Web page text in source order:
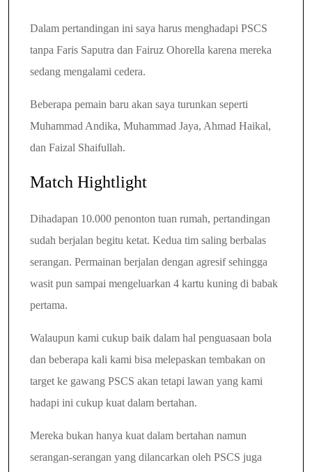
Dalam pertandingan ini saya harus menghadapi PSCS
tanpa Faris Saputra dan Fairuz Ohorella karena mereka
sedang mengalami cedera.
Beberapa pemain baru akan saya turunkan seperti
Muhammad Andika, Muhammad Jaya, Ahmad Haikal,
dan Faizal Shaifullah.
Match Hightlight
Dihadapan 10.000 penonton tuan rumah, pertandingan
sudah berjalan begitu ketat. Kedua tim saling berbalas
serangan. Permainan berjalan dengan agresif sehingga
wasit pun sampai mengeluarkan 4 kartu kuning di babak
pertama.
Walaupun kami cukup baik dalam hal penguasaan bola
dan beberapa kali kami bisa melepaskan tembakan on
target ke gawang PSCS akan tetapi lawan yang kami
hadapi ini cukup kuat dalam bertahan.
Mereka bukan hanya kuat dalam bertahan namun
serangan-serangan yang dilancarkan oleh PSCS juga